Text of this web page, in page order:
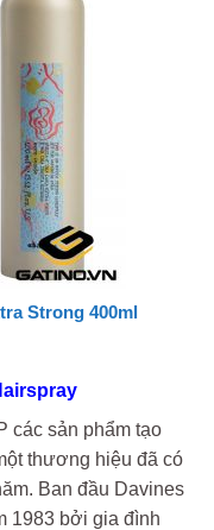
Strong 400ml
các sản phẩm tạo
thương hiệu đã có
Ban đầu Davines
1983 bởi gia đình